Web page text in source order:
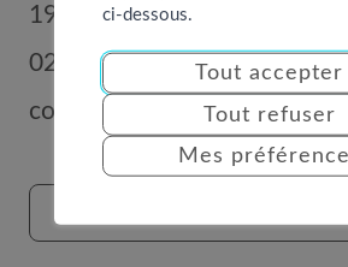
1996
Basse-Nendaz
027 289 56 00
commune@nendaz.org
ci-dessous.
Tout accepter
Tout refuser
Mes